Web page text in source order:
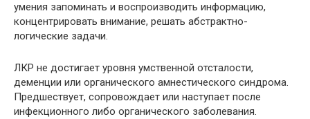
умения запоминать и воспроизводить информацию,
концентрировать внимание, решать абстрактно-
логические задачи.
ЛКР не достигает уровня умственной отсталости,
деменции или органического амнестического синдрома.
Предшествует, сопровождает или наступает после
инфекционного либо органического заболевания.